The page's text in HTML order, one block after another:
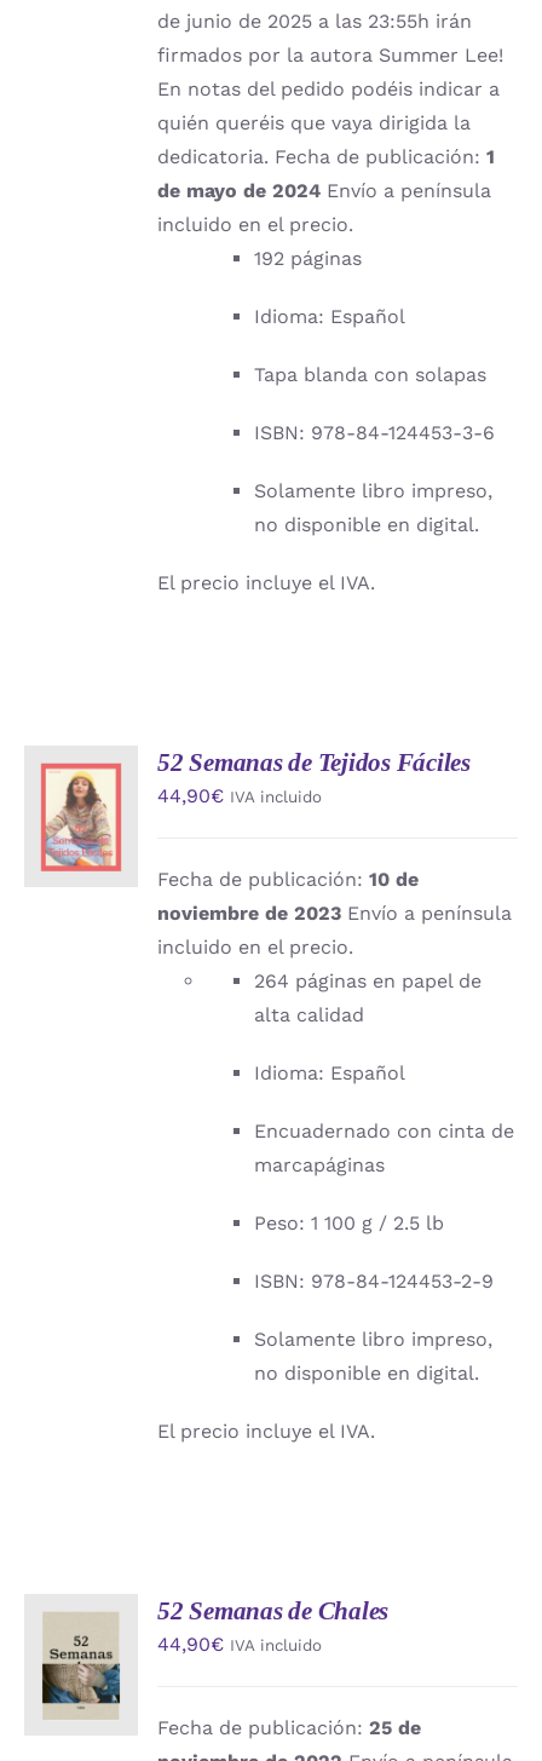
de junio de 2025 a las 23:55h irán
firmados por la autora Summer Lee!
En notas del pedido podéis indicar a
quién queréis que vaya dirigida la
dedicatoria. Fecha de publicación:1
de mayo de 2024 Envío a península
incluido en el precio.
192 páginas
Idioma: Español
Tapa blanda con solapas
ISBN: 978-84-124453-3-6
Solamente libro impreso,
no disponible en digital.
El precio incluye el IVA.
AÑADIR
AL
CARRITO
/
DETALLES
52 Semanas de Tejidos Fáciles
44,90€ IVA incluido
Fecha de publicación:10 de
noviembre de 2023 Envío a península
incluido en el precio.
264 páginas en papel de
alta calidad
Idioma: Español
Encuadernado con cinta de
marcapáginas
Peso: 1 100 g / 2.5 lb
ISBN: 978-84-124453-2-9
Solamente libro impreso,
no disponible en digital.
El precio incluye el IVA.
AL
CARRITO
/
DETALLES
52 Semanas de Chales
44,90€ IVA incluido
Fecha de publicación:25 de